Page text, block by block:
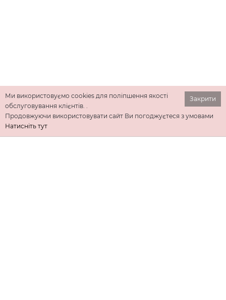
Закрити
Ми використовуємо cookies для поліпшення якості
обслуговування клієнтів. .
Продовжуючи використовувати сайт Ви погоджуєтеся з умовами
Натисніть тут